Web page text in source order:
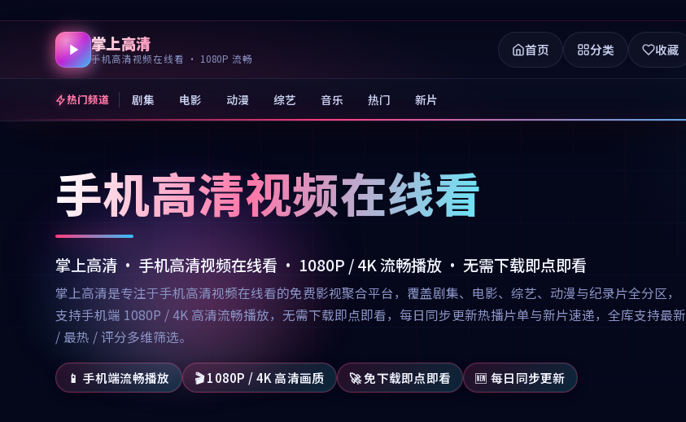
掌上高清
手机高清视频在线看 · 1080P 流畅
首页 分类 收藏
热门频道 剧集 电影 动漫 综艺 音乐 热门 新片
手机高清视频在线看
掌上高清 · 手机高清视频在线看 · 1080P / 4K 流畅播放 · 无需下载即点即看
掌上高清是专注于手机高清视频在线看的免费影视聚合平台，覆盖剧集、电影、综艺、动漫与纪录片全分区，
支持手机端 1080P / 4K 高清流畅播放，无需下载即点即看，每日同步更新热播片单与新片速递，全库支持最新
/ 最热 / 评分多维筛选。
📱 手机端流畅播放 🎬 1080P / 4K 高清画质 🚀 免下载即点即看 🆕 每日同步更新